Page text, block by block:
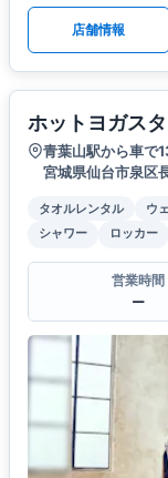
店舗情報
ホットヨガス
青葉山駅から車で
宮城県仙台市泉区
タオルレンタル ウ
シャワー
ロッカー
営業時間
ー